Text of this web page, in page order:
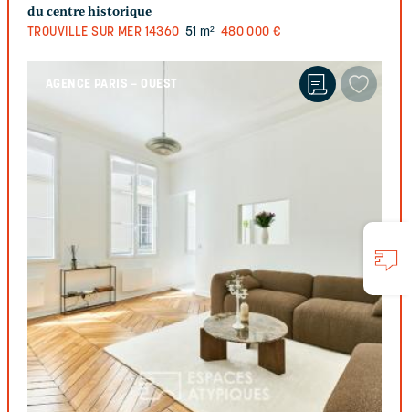
du centre historique
TROUVILLE SUR MER 14360 51 m² 480 000 €
AGENCE PARIS – OUEST